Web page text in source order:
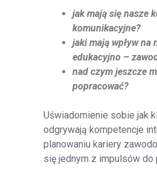
jak mają się nasze
komunikacyjne?
jaki mają wpływ na
edukacyjno –
nad czym jeszcze
popracować?
Uświadomienie sobie jak
odgrywają kompetencje
planowaniu kariery
się jednym z impulsów do